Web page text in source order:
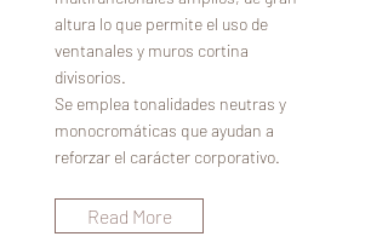
altura lo que permite el uso de
ventanales y muros cortina
divisorios.
Se emplea tonalidades neutras y
monocromáticas que ayudan a
reforzar el carácter corporativo.
Read More